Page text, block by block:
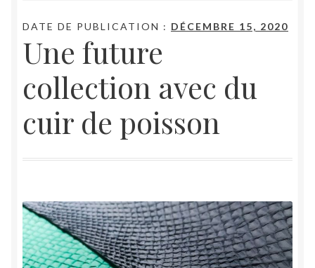
Book
À propos
Tarifs
Contact
DATE DE PUBLICATION : DÉCEMBRE 15, 2020
Une future
collection avec du
cuir de poisson